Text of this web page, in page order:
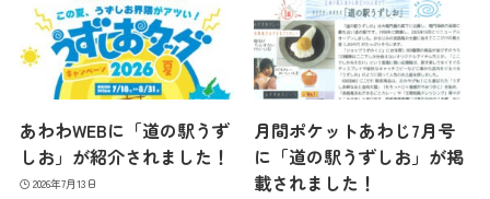
あわわWEBに「道の駅うず
しお」が紹介されました！
2026年7月13日
月間ポケットあわじ7月号
に「道の駅うずしお」が掲
載されました！